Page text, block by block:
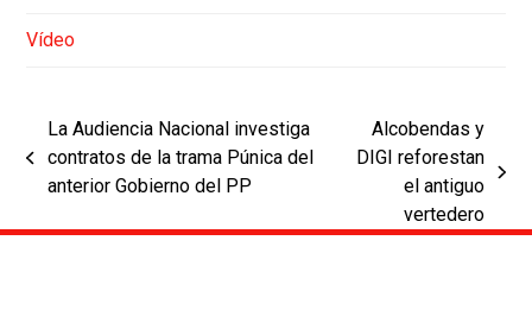
Vídeo
previous
post:
La Audiencia Nacional investiga
contratos de la trama Púnica del
anterior Gobierno del PP
Alcobendas y
DIGI reforestan
el antiguo
vertedero